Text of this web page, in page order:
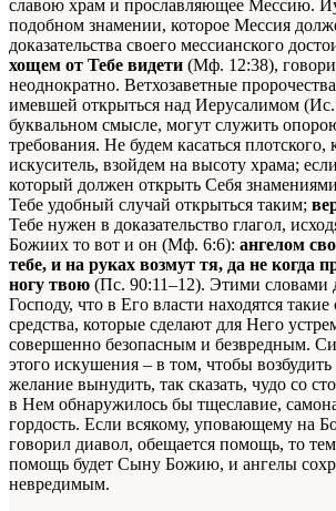
славою храм и прославляющее Мессию.
подобном знамении, которое Мессия
доказательства своего мессианского
хощем от Тебе видети (Мф. 12:38),
неоднократно. Ветхозаветные пророчества
имевшей открыться над Иерусалимом
буквальном смысле, могут служить
требования. He будем касаться
искуситель, взойдем на высоту храма;
который должен открыть Себя
Тебе удобный случай открыться таким;
Тебе нужен в доказательство глагол,
Божиих то вот и он (Мф. 6:6): ангелом
тебе, и на руках возмут тя, да не когда
ногу твою (Пс. 90:11–12). Этими словами
Господу, что в Его власти находятся такие
средства, которые сделают для Heгo
совершенно безопасным и безвредным.
этого искушения – в том, чтобы
желание вынудить, так сказать, чудо со
в Нем обнаружилось бы тщеславие,
гордость. Если всякому, уповающему на
говорил диавол, обещается помощь, то тем
помощь будет Сыну Божию, и ангелы
невредимым.